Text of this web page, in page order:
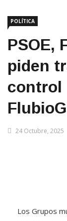
POLÍTICA
PSOE,
piden
control
24 Octubre, 2025
Los Grupos